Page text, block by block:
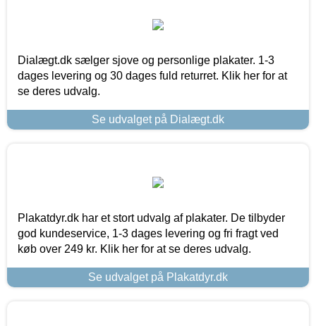
Dialægt.dk sælger sjove og personlige plakater. 1-3
dages levering og 30 dages fuld returret. Klik her for at
se deres udvalg.
Se udvalget på Dialægt.dk
Plakatdyr.dk har et stort udvalg af plakater. De tilbyder
god kundeservice, 1-3 dages levering og fri fragt ved
køb over 249 kr. Klik her for at se deres udvalg.
Se udvalget på Plakatdyr.dk